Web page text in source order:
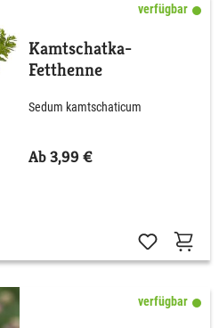
verfügbar
Kamtschatka-
Fetthenne
Sedum kamtschaticum
Ab 3,99 €
verfügbar